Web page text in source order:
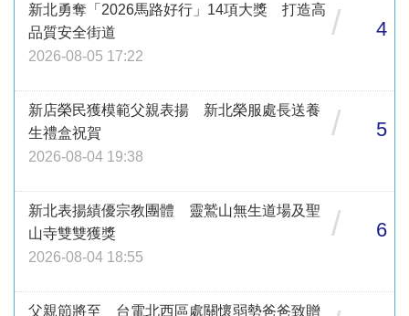
新北勇奪「2026馬路好行」14項大獎 打造高
品質安全街道
2026-08-05 17:22
/ 4
新店榮民獲模範父親表揚 新北榮服處長送養
生禮盒祝賀
2026-08-04 19:38
/ 5
新北表揚績優宗教團體 靈鷲山無生道場及聖
山寺雙雙獲獎
2026-08-04 18:55
/ 6
父親節將至 台電北西區處關懷弱勢爸爸致贈